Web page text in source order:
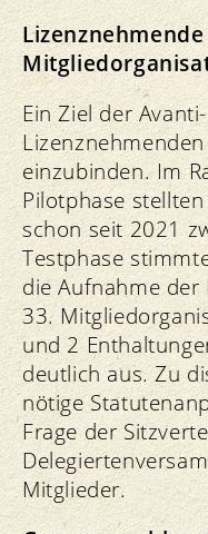
Ein Ziel der
einzubinden. Im
Pilotphase
schon seit 2021
Testphase
die Aufnahme der
33.
und 2
deutlich aus. Zu
nötige
Frage der
Mitglieder.